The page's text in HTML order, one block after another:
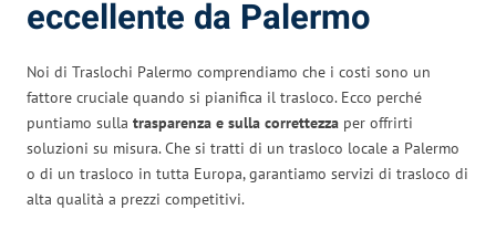
eccellente da Palermo
Noi di Traslochi Palermo comprendiamo che i costi sono un
fattore cruciale quando si pianifica il trasloco. Ecco perché
puntiamo sulla trasparenza e sulla correttezza per offrirti
soluzioni su misura. Che si tratti di un trasloco locale a Palermo
o di un trasloco in tutta Europa, garantiamo servizi di trasloco di
alta qualità a prezzi competitivi.